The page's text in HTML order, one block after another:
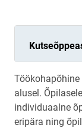
alusel.
individuaalne
eripära ning